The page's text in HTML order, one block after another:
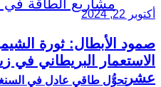
تحوُّل طاقي عادل في
أكتوبر 22, 2024
صمود الأبطال: ثورة
الاستعمار البريطاني في
عشر